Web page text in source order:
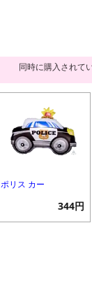
同時に購入されて
ポリス カー
344円